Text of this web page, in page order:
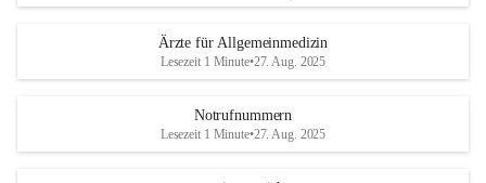
Ärzte für Allgemeinmedizin
Lesezeit 1 Minute•27. Aug. 2025
Notrufnummern
Lesezeit 1 Minute•27. Aug. 2025